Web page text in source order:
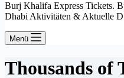
Burj Khalifa Express Tickets.
Dhabi Aktivitäten & Aktuelle
Menü
Thousands of